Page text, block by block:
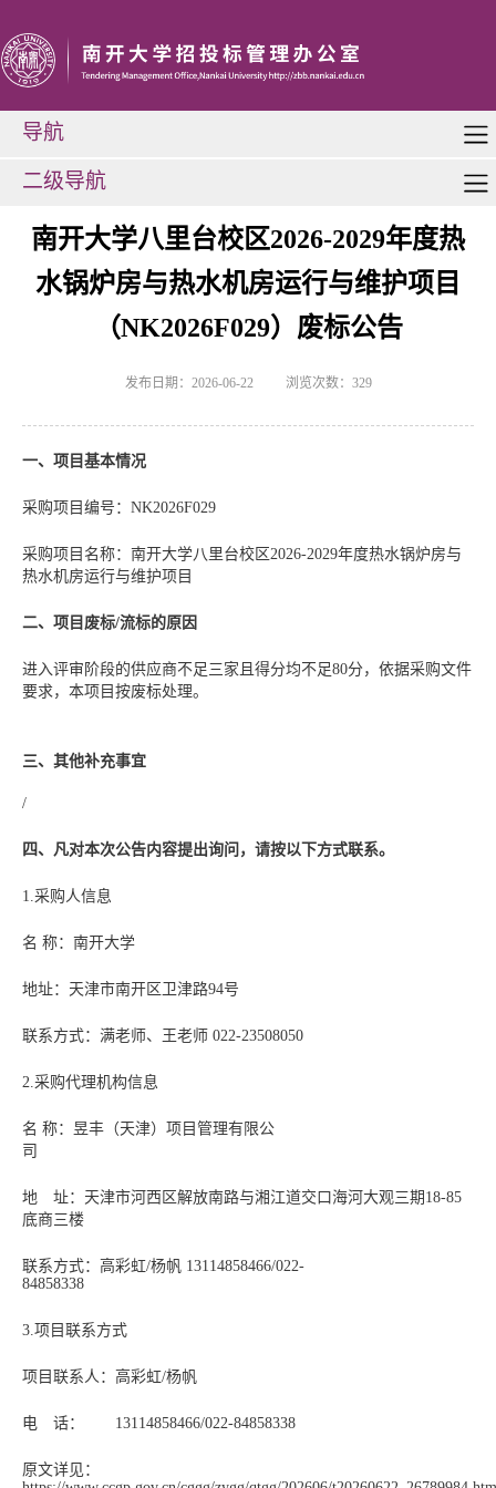
导航
二级导航
南开大学八里台校区2026-2029年度热
水锅炉房与热水机房运行与维护项目
（NK2026F029）废标公告
发布日期：2026-06-22 浏览次数： 329
一、项目基本情况
采购项目编号：NK2026F029
采购项目名称：南开大学八里台校区2026-2029年度热水锅炉房与
热水机房运行与维护项目
二、项目废标/流标的原因
进入评审阶段的供应商不足三家且得分均不足80分，依据采购文件
要求，本项目按废标处理。
三、其他补充事宜
/
四、凡对本次公告内容提出询问，请按以下方式联系。
1.采购人信息
名 称：南开大学
地址：天津市南开区卫津路94号
联系方式：满老师、王老师 022-23508050
2.采购代理机构信息
名 称：昱丰（天津）项目管理有限公
司
地 址：天津市河西区解放南路与湘江道交口海河大观三期18-85
底商三楼
联系方式：高彩虹/杨帆 13114858466/022-
84858338
3.项目联系方式
项目联系人：高彩虹/杨帆
电 话： 13114858466/022-84858338
原文详见：